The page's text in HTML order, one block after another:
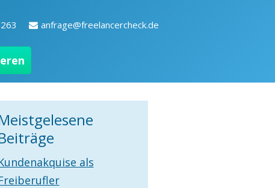
anfrage@freelancercheck.de
als